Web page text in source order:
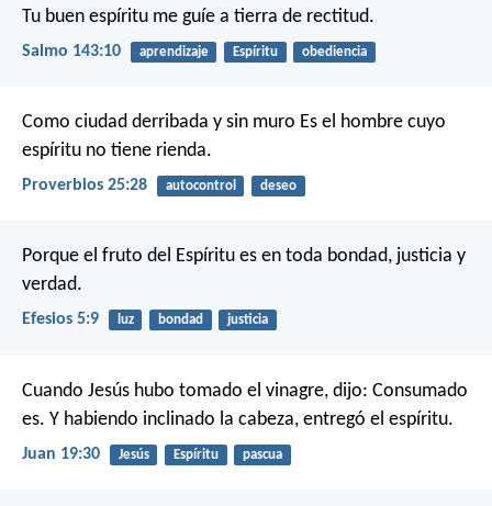
Tu buen espíritu me guíe a tierra de rectitud.
Salmo 143:10 aprendizaje Espíritu obediencia
Como ciudad derribada y sin muro Es el hombre cuyo
espíritu no tiene rienda.
Proverbios 25:28 autocontrol deseo
Porque el fruto del Espíritu es en toda bondad, justicia y
verdad.
Efesios 5:9 luz bondad justicia
Cuando Jesús hubo tomado el vinagre, dijo: Consumado
es. Y habiendo inclinado la cabeza, entregó el espíritu.
Juan 19:30 Jesús Espíritu pascua